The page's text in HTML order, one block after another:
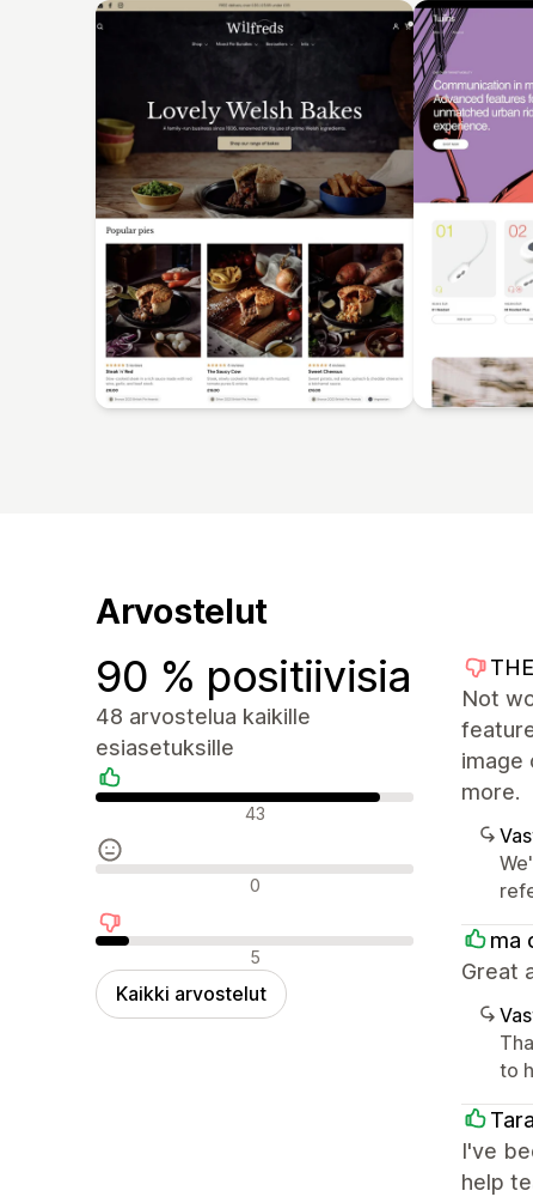
Arvostelut
90 % positiivisia
48 arvostelua kaikille
esiasetuksille
Positiiviset arvostelut
43
Neutraalit arvostelut
0
Negatiiviset arvostelut
5
Kaikki arvostelut
Not
image
more.
ma
Great
to
I've
help